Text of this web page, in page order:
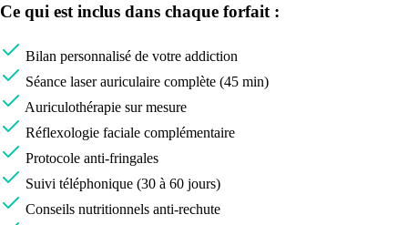
Ce qui est inclus dans chaque forfait :
Bilan personnalisé de votre addiction
Séance laser auriculaire complète (45 min)
Auriculothérapie sur mesure
Réflexologie faciale complémentaire
Protocole anti-fringales
Suivi téléphonique (30 à 60 jours)
Conseils nutritionnels anti-rechute